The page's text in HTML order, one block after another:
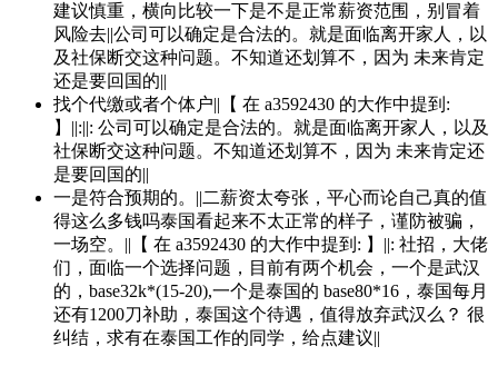
建议慎重，横向比较一下是不是正常薪资范围，别冒着
风险去||公司可以确定是合法的。就是面临离开家人，以
及社保断交这种问题。不知道还划算不，因为 未来肯定
还是要回国的||
找个代缴或者个体户||【 在 a3592430 的大作中提到:
】||:||: 公司可以确定是合法的。就是面临离开家人，以及
社保断交这种问题。不知道还划算不，因为 未来肯定还
是要回国的||
一是符合预期的。||二薪资太夸张，平心而论自己真的值
得这么多钱吗泰国看起来不太正常的样子，谨防被骗，
一场空。||【 在 a3592430 的大作中提到: 】||: 社招，大佬
们，面临一个选择问题，目前有两个机会，一个是武汉
的，base32k*(15-20),一个是泰国的 base80*16，泰国每月
还有1200刀补助，泰国这个待遇，值得放弃武汉么？ 很
纠结，求有在泰国工作的同学，给点建议||